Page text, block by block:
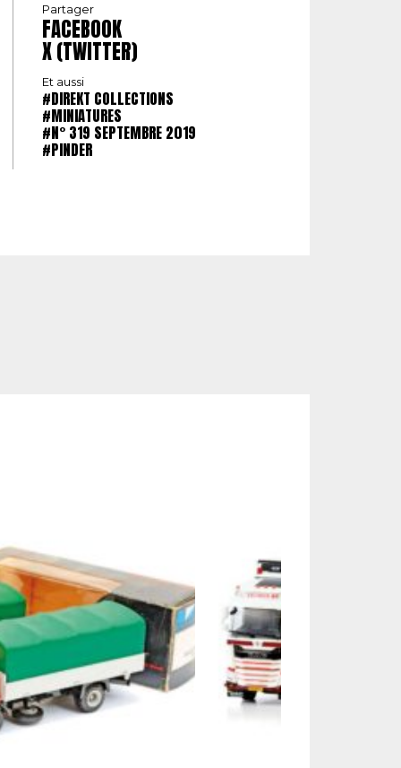
Partager
FACEBOOK
X (TWITTER)
Et aussi
#DIREKT COLLECTIONS
#MINIATURES
#N° 319 SEPTEMBRE 2019
#PINDER